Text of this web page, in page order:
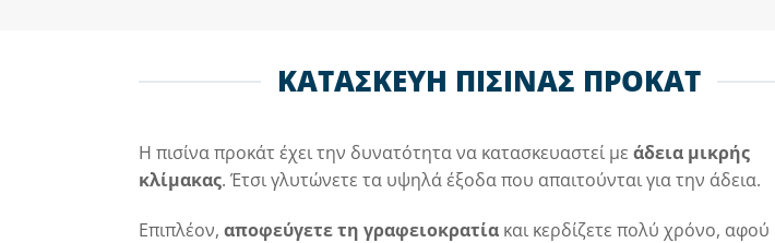
ΚΑΤΑΣΚΕΥΗ ΠΙΣΙΝΑΣ ΠΡΟΚΑΤ
Η πισίνα προκάτ έχει την δυνατότητα να κατασκευαστεί με άδεια μικρής
κλίμακας. Έτσι γλυτώνετε τα υψηλά έξοδα που απαιτούνται για την άδεια.
Επιπλέον, αποφεύγετε τη γραφειοκρατία και κερδίζετε πολύ χρόνο, αφού